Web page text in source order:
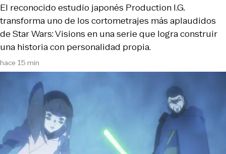
hace 15 min
El reconocido estudio japonés Production I.G.
transforma uno de los cortometrajes más aplaudidos
de Star Wars: Visions en una serie que logra construir
una historia con personalidad propia.